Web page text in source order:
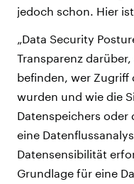
jedoch schon. Hier
„Data Security
Transparenz
befinden, wer Zugriff
wurden und wie die
Datenspeichers oder
eine
Datensensibilität
Grundlage für eine